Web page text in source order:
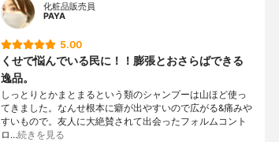
化粧品販売員
PAYA
5.00
くせで悩んでいる民に！！膨張とおさらばできる
逸品。
しっとりとかまとまるという類のシャンプーは山ほど使っ
てきました。なんせ根本に癖が出やすいので広がる&痛みや
すいもので。友人に大絶賛されて出会ったフォルムコント
ロ…続きを見る